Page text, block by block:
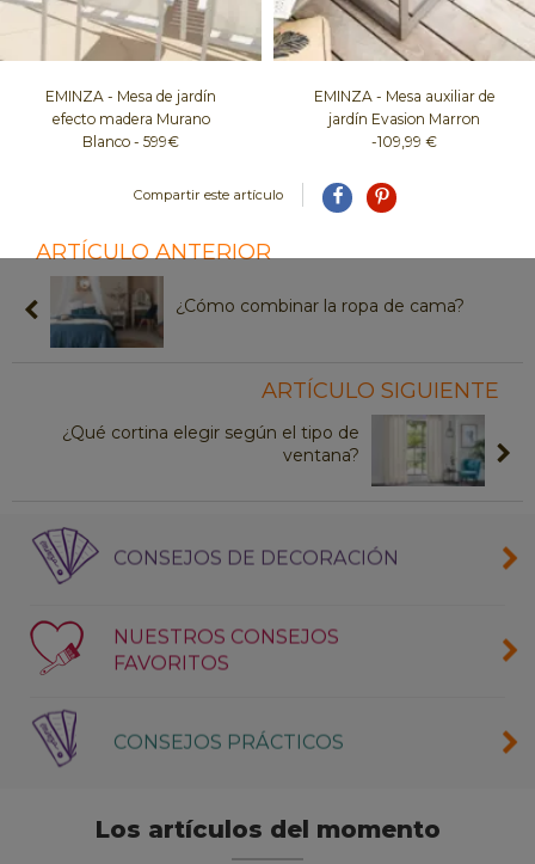
EMINZA - Mesa de jardín
efecto madera Murano
Blanco - 599€
EMINZA - Mesa auxiliar de
jardín Evasion Marron
-109,99 €
Compartir este artículo
ARTÍCULO ANTERIOR
¿Cómo combinar la ropa de cama?
ARTÍCULO SIGUIENTE
¿Qué cortina elegir según el tipo de
ventana?
CONSEJOS DE DECORACIÓN
NUESTROS CONSEJOS
FAVORITOS
CONSEJOS PRÁCTICOS
Los artículos del momento